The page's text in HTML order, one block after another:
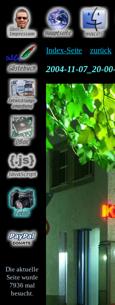
Die aktuelle
Seite wurde
7936 mal
besucht.
Index-Seite zurück
2004-11-07_20-